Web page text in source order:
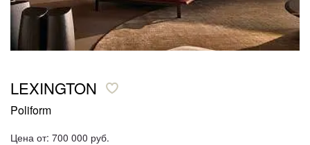
LEXINGTON
Poliform
Цена от: 700 000 руб.